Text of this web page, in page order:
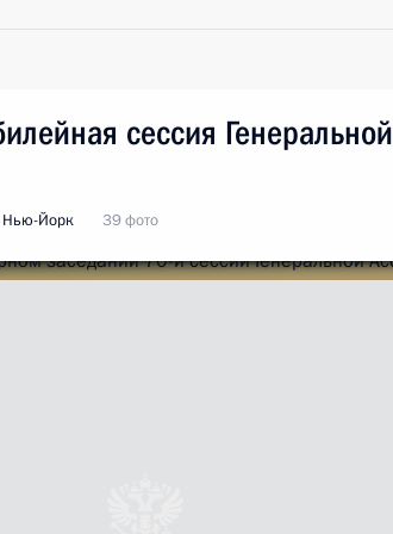
сессия Генеральной
Нью-Йорк 39 фото